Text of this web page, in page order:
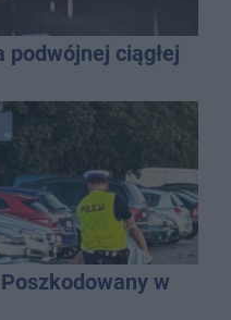
podwójnej ciągłej
w